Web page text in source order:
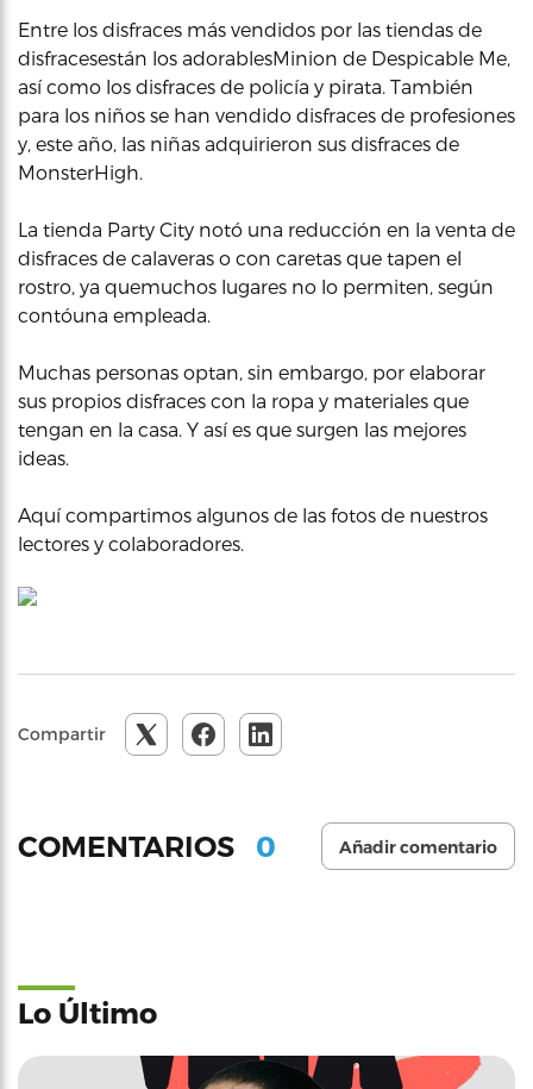
Entre los disfraces más vendidos por las tiendas de
disfracesestán los adorablesMinion de Despicable Me,
así como los disfraces de policía y pirata. También
para los niños se han vendido disfraces de profesiones
y, este año, las niñas adquirieron sus disfraces de
MonsterHigh.
La tienda Party City notó una reducción en la venta de
disfraces de calaveras o con caretas que tapen el
rostro, ya quemuchos lugares no lo permiten, según
contóuna empleada.
Muchas personas optan, sin embargo, por elaborar
sus propios disfraces con la ropa y materiales que
tengan en la casa. Y así es que surgen las mejores
ideas.
Aquí compartimos algunos de las fotos de nuestros
lectores y colaboradores.
Compartir
COMENTARIOS 0 Añadir comentario
Lo Último